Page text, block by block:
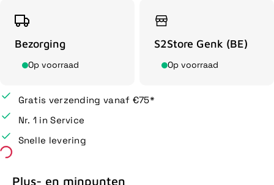
Bezorging
Op voorraad
S2Store Genk (BE)
Op voorraad
Gratis verzending vanaf €75*
Nr. 1 in Service
Snelle levering
Plus- en minpunten